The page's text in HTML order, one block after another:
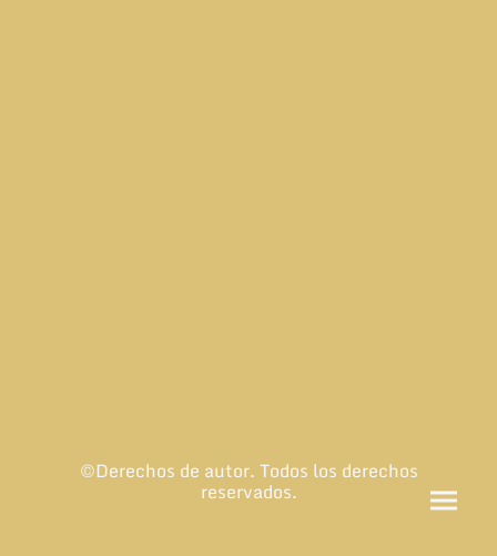
©Derechos de autor. Todos los derechos
reservados.